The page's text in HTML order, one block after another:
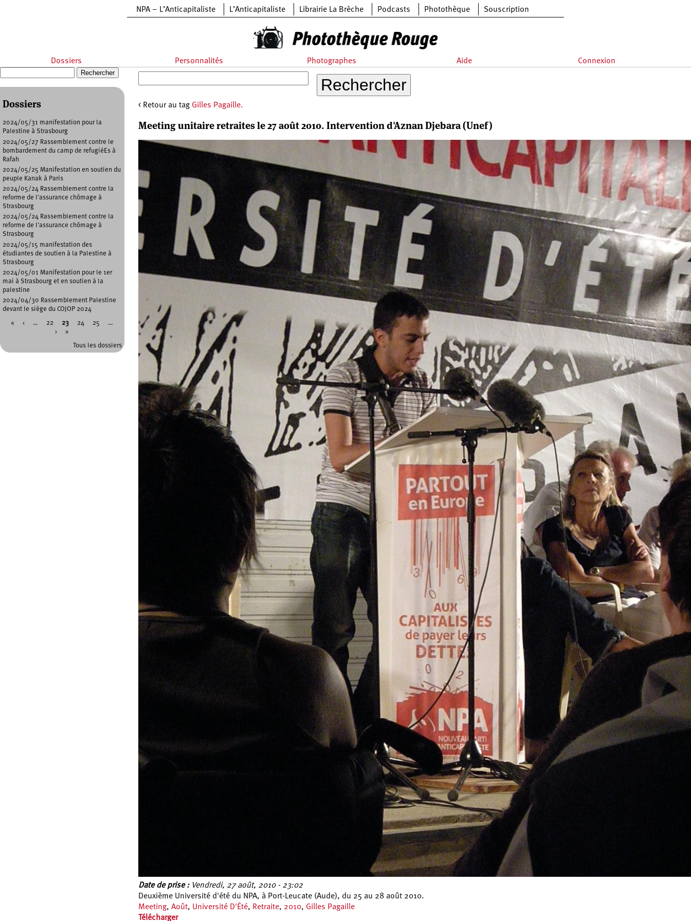
NPA – L’Anticapitaliste L’Anticapitaliste Librairie La Brèche Podcasts Photothèque Souscription
Dossiers Personnalités Photographes Aide Connexion
< Retour au tag Gilles Pagaille.
Meeting unitaire retraites le 27 août 2010. Intervention d'Aznan Djebara (Unef)
Date de prise : Vendredi, 27 août, 2010 - 23:02
Deuxième Université d'été du NPA, à Port-Leucate (Aude), du 25 au 28 août 2010.
Meeting, Août, Université D'Été, Retraite, 2010, Gilles Pagaille
Télécharger
Formulaire de recherche
Dossiers
2024/05/31 manifestation pour la
Palestine à Strasbourg
2024/05/27 Rassemblement contre le
bombardement du camp de refugiéEs à
Rafah
2024/05/25 Manifestation en soutien du
peuple Kanak à Paris
2024/05/24 Rassemblement contre la
reforme de l'assurance chômage à
Strasbourg
2024/05/24 Rassemblement contre la
reforme de l'assurance chômage à
Strasbourg
2024/05/15 manifestation des
étudiantes de soutien à la Palestine à
Strasbourg
2024/05/01 Manifestation pour le 1er
mai à Strasbourg et en soutien à la
palestine
2024/04/30 Rassemblement Palestine
devant le siège du COJOP 2024
« ‹ … 22 23 24 25
…
›
»
Tous les dossiers